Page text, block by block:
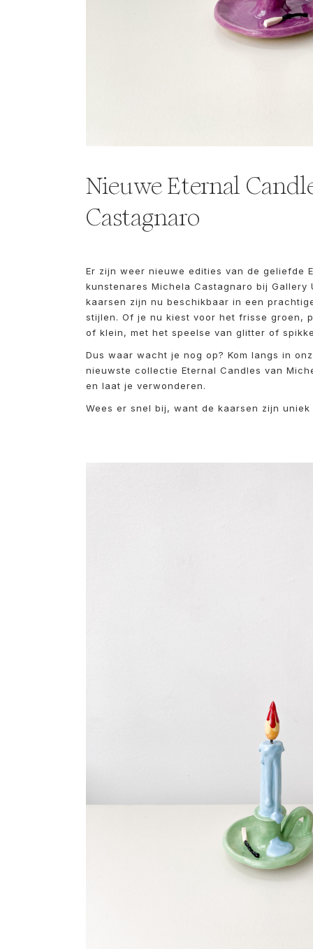
Nieuwe Eternal
Castagnaro
Er zijn weer nieuwe edities van de geliefde
kunstenares Michela Castagnaro bij Gallery
kaarsen zijn nu beschikbaar in een
stijlen. Of je nu kiest voor het frisse groen,
of klein, met het speelse van glitter of
Dus waar wacht je nog op? Kom langs in
nieuwste collectie Eternal Candles van
en laat je verwonderen.
Wees er snel bij, want de kaarsen zijn uniek